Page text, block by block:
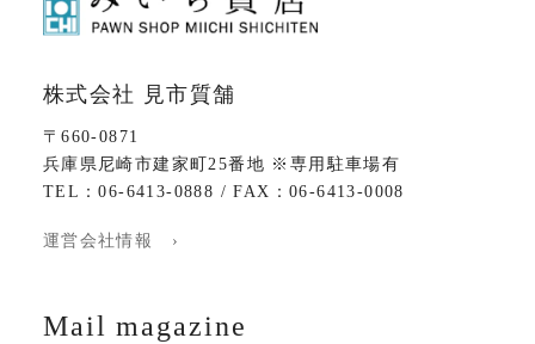
株式会社 見市質舗
〒660-0871
兵庫県尼崎市建家町25番地 ※専用駐車場有
TEL：06-6413-0888 / FAX：06-6413-0008
運営会社情報 ›
Mail magazine